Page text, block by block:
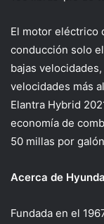
El motor eléctrico
conducción solo
bajas
velocidades más
Elantra Hybrid
economía de
50 millas por
Acerca de
Fundada en el